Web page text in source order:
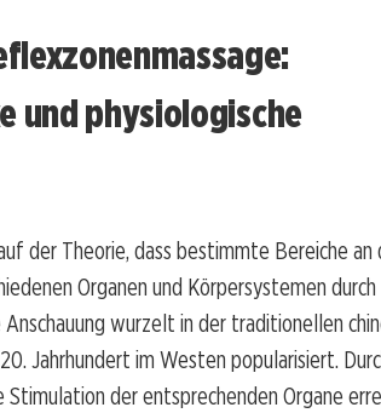
und physiologische
der Theorie, dass bestimmte Bereiche an
Organen und Körpersystemen durch
wurzelt in der traditionellen
Jahrhundert im Westen popularisiert.
der entsprechenden Organe